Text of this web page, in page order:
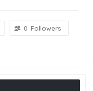
0 Followers